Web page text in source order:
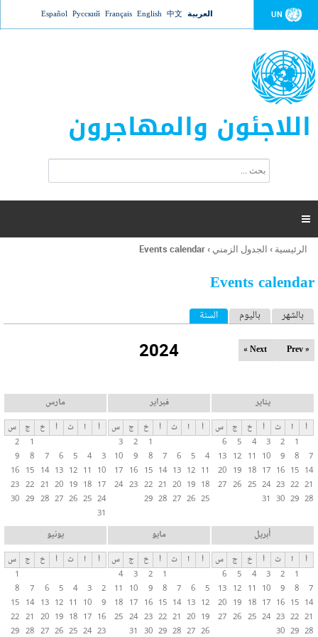
Jump to navigation UN العربية 中文
English
Français
Русский
Español
اللاجئون والمهاجرون
ت
ر
ل
ح
ب

أنت
هنا
الرئيسية › الجدول الزمني ›
Events calendar
Events calendar
ا
ل
ب
ب
ا
ت
ا
ل
أ
س
ا
س
ي
ة
بالشهر باليوم السنة (علامة التبويب النشطة)
2024 « Prev
Next »
يناير
أ ا ث أ خ ج
س
1
2
3
4
5
6
7
8
9
10
11
12
13
14
15
16
17
18
19
20
21
22
23
24
25
26
27
28
29
30
31
فبراير
أ ا ث أ خ ج
س
1
2
3
4
5
6
7
8
9
10
11
12
13
14
15
16
17
18
19
20
21
22
23
24
25
26
27
28
29
مارس
أ ا ث أ خ ج
س
1
2
3
4
5
6
7
8
9
10
11
12
13
14
15
16
17
18
19
20
21
22
23
24
25
26
27
28
29
30
31
أبريل
أ ا ث أ خ ج
س
1
2
3
4
5
6
7
8
9
10
11
12
13
14
15
16
17
18
19
20
21
22
23
24
25
26
27
28
29
30
مايو
أ ا ث أ خ ج
س
1
2
3
4
5
6
7
8
9
10
11
12
13
14
15
16
17
18
19
20
21
22
23
24
25
26
27
28
29
30
31
يونيو
أ ا ث أ خ ج
س
1
2
3
4
5
6
7
8
9
10
11
12
13
14
15
16
17
18
19
20
21
22
23
24
25
26
27
28
29